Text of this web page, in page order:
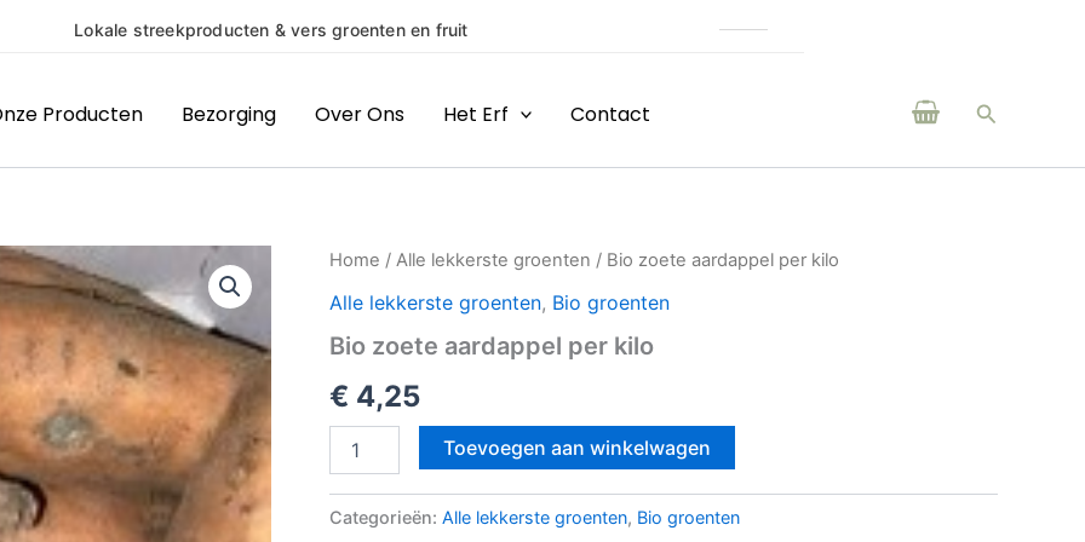
(H)eerlijke producten van boeren en makers uit de regio
Producten Bezorging Over Ons Het Erf Contact Zoeken
Home / Alle lekkerste groenten / Bio zoete aardappel per kilo
Alle lekkerste groenten, Bio groenten
Bio zoete aardappel per kilo
€ 4,25
Bio
aardappel
kilo
Toevoegen aan winkelwagen
Categorieën: Alle lekkerste groenten, Bio groenten